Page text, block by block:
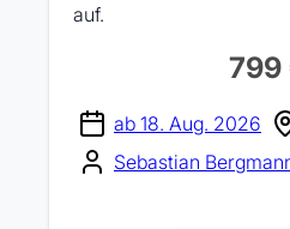
auf.
799
ab 18. Aug. 2026
Sebastian